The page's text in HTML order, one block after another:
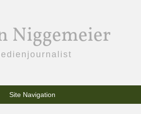
Niggemeier
Site Navigation